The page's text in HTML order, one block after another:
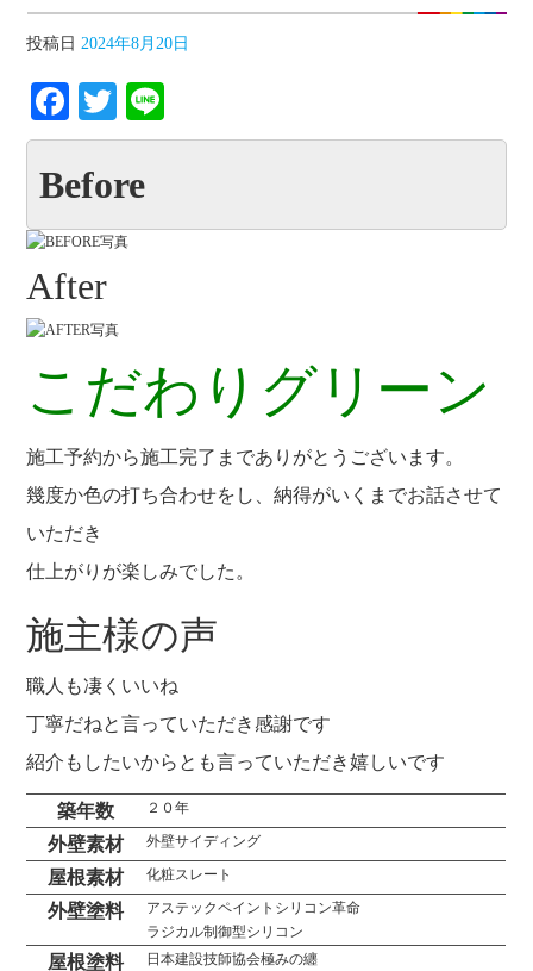
投稿日 2024年8月20日
Facebook
Twitter
Before
After
こだわりグリーン
施工予約から施工完了までありがとうございます。
幾度か色の打ち合わせをし、納得がいくまでお話させて
いただき
仕上がりが楽しみでした。
施主様の声
職人も凄くいいね
丁寧だねと言っていただき感謝です
紹介もしたいからとも言っていただき嬉しいです
築年数 ２０年
外壁素材 外壁サイディング
屋根素材 化粧スレート
外壁塗料
アステックペイントシリコン革命
ラジカル制御型シリコン
屋根塗料 日本建設技師協会極みの纏